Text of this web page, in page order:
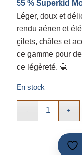
55 % Superkid
Léger, doux et
rendu aérien et
gilets, châles et
de gamme pour
de légèreté. 🧶
En stock